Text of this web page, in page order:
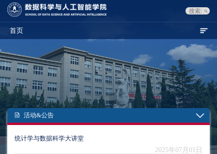
首页
活动&公告
统计学与数据科学大讲堂
2025年07月01日